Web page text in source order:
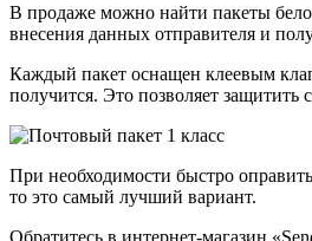
В продаже можно найти пакеты
внесения данных отправителя и
Каждый пакет оснащен клеевым
получится. Это позволяет защитить
При необходимости быстро
то это самый лучший вариант.
Обратитесь в интернет-магазин